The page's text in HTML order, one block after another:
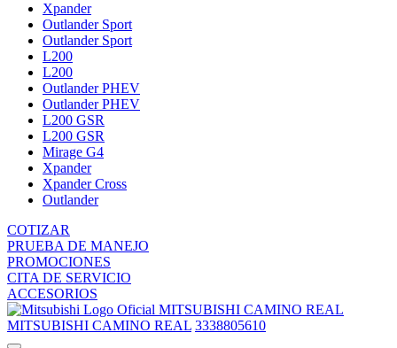
Xpander
Outlander Sport
Outlander Sport
L200
L200
Outlander PHEV
Outlander PHEV
L200 GSR
L200 GSR
Mirage G4
Xpander
Xpander Cross
Outlander
COTIZAR
PRUEBA DE MANEJO
PROMOCIONES
CITA DE SERVICIO
ACCESORIOS
MITSUBISHI CAMINO REAL
MITSUBISHI CAMINO REAL 3338805610